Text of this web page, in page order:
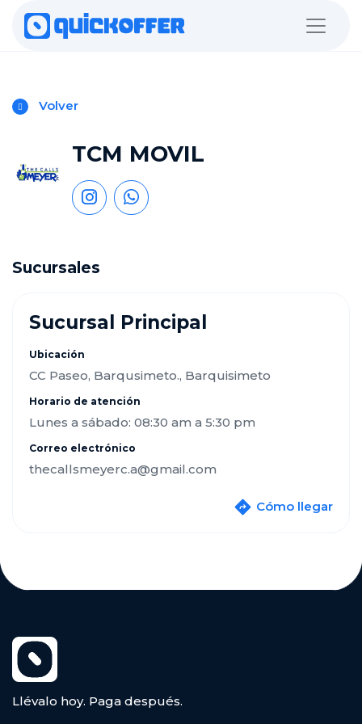
Volver
TCM MOVIL
Sucursales
Sucursal Principal
Ubicación
CC Paseo, Barqusimeto., Barquisimeto
Horario de atención
Lunes a sábado: 08:30 am a 5:30 pm
Correo electrónico
thecallsmeyerc.a@gmail.com
Cómo llegar
Llévalo hoy. Paga después.